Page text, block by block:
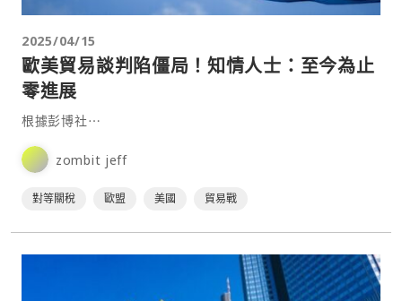
2025/04/15
歐美貿易談判陷僵局！知情人士：至今為止
零進展
根據彭博社⋯
zombit jeff
對等關稅 歐盟 美國 貿易戰